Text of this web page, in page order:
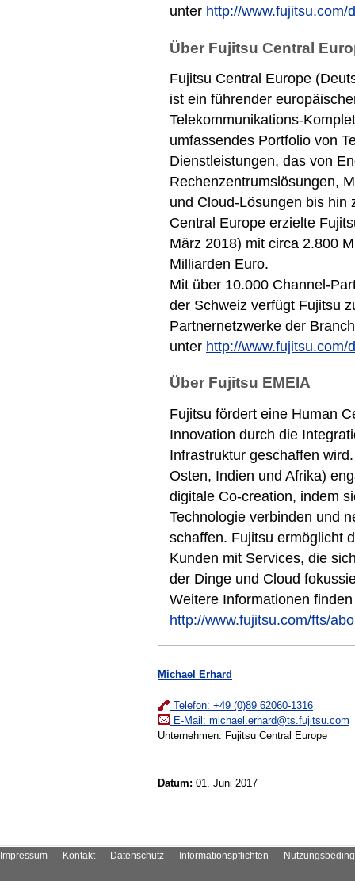
unter http://www.fujitsu.com/
Über Fujitsu Central
Fujitsu Central Europe
ist ein führender
Telekommunikations-
umfassendes Portfolio von
Dienstleistungen, das von
Rechenzentrumslösungen,
und Cloud-Lösungen bis hin
Central Europe erzielte
März 2018) mit circa 2.800
Milliarden Euro.
Mit über 10.000 Channel-
der Schweiz verfügt Fujitsu
Partnernetzwerke der
unter http://www.fujitsu.com/
Über Fujitsu EMEIA
Fujitsu fördert eine Human
Innovation durch die
Infrastruktur geschaffen
Osten, Indien und Afrika)
digitale Co-creation, indem
Technologie verbinden und
schaffen. Fujitsu ermöglicht
Kunden mit Services, die
der Dinge und Cloud
Weitere Informationen
http://www.fujitsu.com/fts/
Michael Erhard
Telefon: +49 (0)89 62060-1316
E-Mail: michael.erhard@ts.fujitsu.com
Unternehmen: Fujitsu Central Europe
Datum: 01. Juni 2017
Impressum Kontakt Datenschutz Informationspflichten